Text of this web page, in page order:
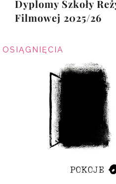
Dyplomy Szkoły
Filmowej 2025/26
OSIĄGNIĘCIA